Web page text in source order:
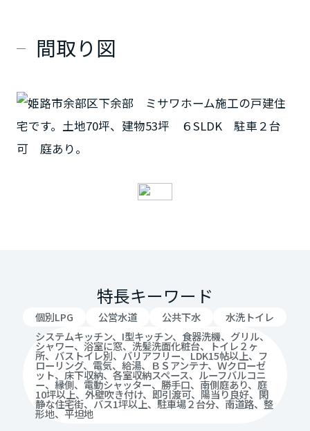
間取り図
特長キーワード
個別LPG 公営水道 公共下水
水洗トイレ
システムキッチン、I型キッチン、食器洗機、グリル、
シャワー、浴室に窓、洗髪洗面化粧台、トイレ２ヶ
所、バストイレ別、バリアフリー、LDK15帖以上、フ
ローリング、電気、給湯、ＢＳアンテナ、Ｗクローゼ
ット、床下収納、各室収納スペース、ルーフバルコニ
ー、縁側、電動シャッター、勝手口、南側庭あり、庭
10坪以上、外壁吹き付け、即引渡可、陽当り良好、閑
静な住宅街、バス1坪以上、駐車場２台分、南道路、整
形地、平坦地